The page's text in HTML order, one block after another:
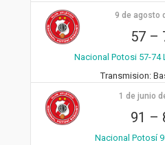
9 de agosto
57–
Nacional Potosi 57-74
Transmision:
1 de junio
91 –
Nacional Potosí